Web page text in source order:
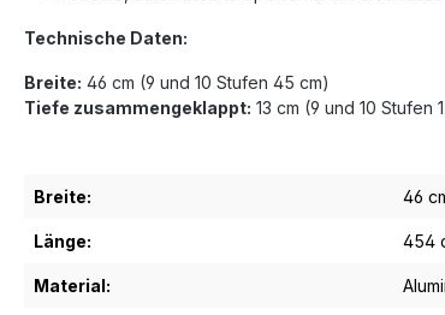
Technische Daten:
Breite: 46 cm (9 und 10 Stufen 45 cm)
Tiefe zusammengeklappt: 13 cm (9 und 10 Stufen
Breite: 46
Länge: 454
Material: